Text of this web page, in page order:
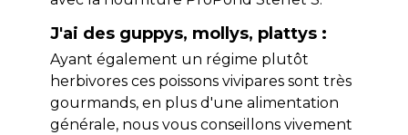
J'ai des guppys, mollys, plattys :
Ayant également un régime plutôt
herbivores ces poissons vivipares sont très
gourmands, en plus d'une alimentation
générale, nous vous conseillons vivement